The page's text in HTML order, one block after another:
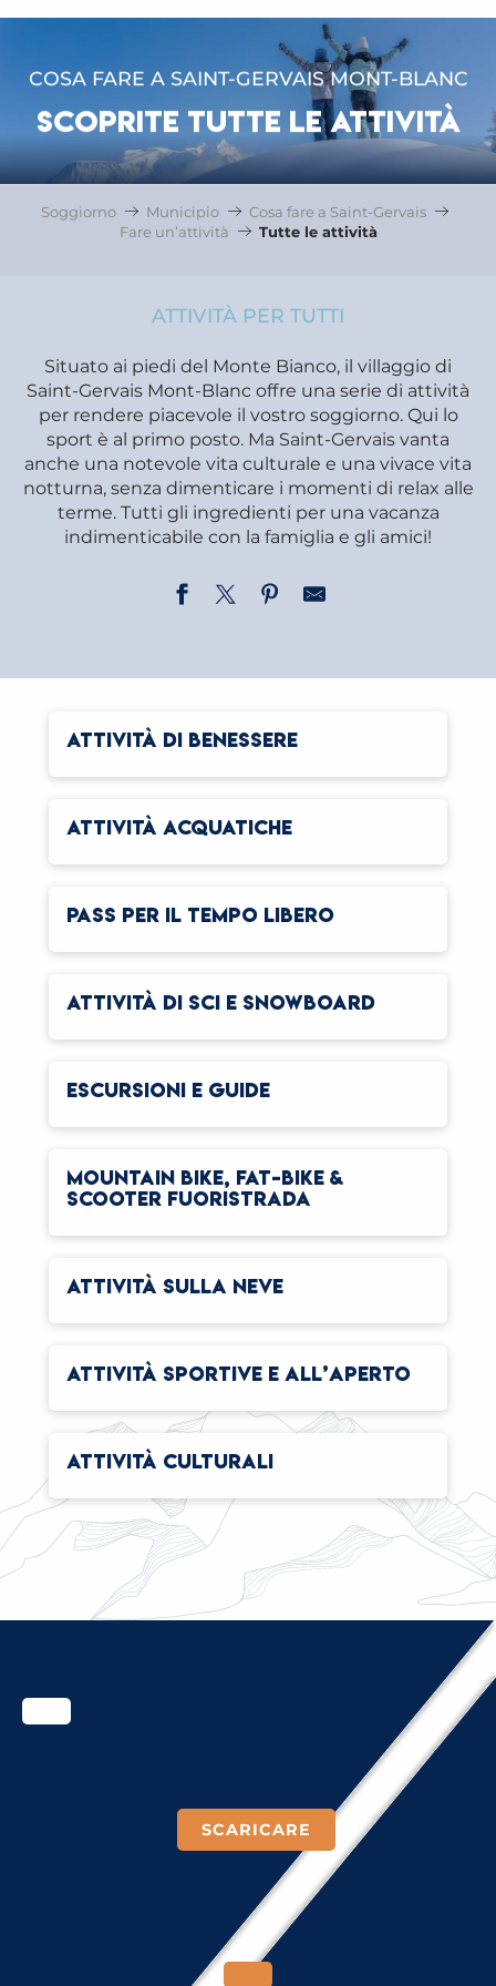
COSA FARE A SAINT-GERVAIS MONT-BLANC
SCOPRITE TUTTE LE ATTIVITÀ
Soggiorno Municipio
Cosa fare a Saint-Gervais
Fare un’attività
Tutte le attività
ATTIVITÀ PER TUTTI
Situato ai piedi del Monte Bianco, il villaggio di
Saint-Gervais Mont-Blanc offre una serie di attività
per rendere piacevole il vostro soggiorno. Qui lo
sport è al primo posto. Ma Saint-Gervais vanta
anche una notevole vita culturale e una vivace vita
notturna, senza dimenticare i momenti di relax alle
terme. Tutti gli ingredienti per una vacanza
indimenticabile con la famiglia e gli amici!
ATTIVITÀ DI BENESSERE
ATTIVITÀ ACQUATICHE
PASS PER IL TEMPO LIBERO
ATTIVITÀ DI SCI E SNOWBOARD
ESCURSIONI E GUIDE
MOUNTAIN BIKE, FAT-BIKE &
SCOOTER FUORISTRADA
ATTIVITÀ SULLA NEVE
ATTIVITÀ SPORTIVE E ALL’APERTO
ATTIVITÀ CULTURALI
SCARICARE